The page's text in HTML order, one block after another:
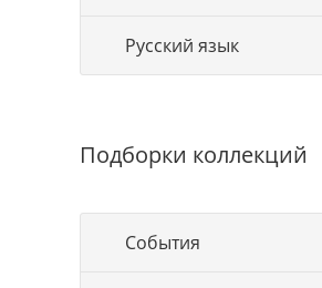
Русский язык
Подборки коллекций
События